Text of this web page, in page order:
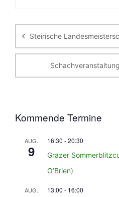
Steirische
Kommende Termine
AUG.
9
16:30 -20:30
Grazer
O’Brien)
AUG. 13:00 - 16:00